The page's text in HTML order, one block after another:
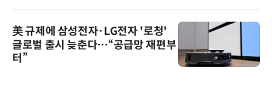
美 규제에 삼성전자·LG전자 '로청'
글로벌 출시 늦춘다…“공급망 재편부
터”